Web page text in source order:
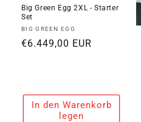
Big Green Egg 2XL - Starter
Set
Anbieter:
BIG GREEN EGG
Normaler
€6.449,00 EUR
In den Warenkorb
legen